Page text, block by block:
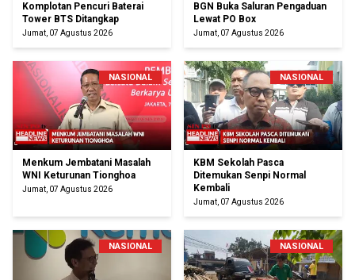
Komplotan Pencuri Baterai
Tower BTS Ditangkap
Jumat, 07 Agustus 2026
BGN Buka Saluran Pengaduan
Lewat PO Box
Jumat, 07 Agustus 2026
NASIONAL
Menkum Jembatani Masalah
WNI Keturunan Tionghoa
Jumat, 07 Agustus 2026
NASIONAL
KBM Sekolah Pasca
Ditemukan Senpi Normal
Kembali
Jumat, 07 Agustus 2026
NASIONAL NASIONAL